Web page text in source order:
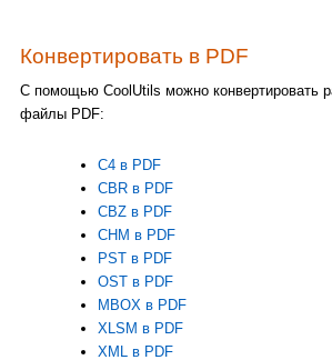
Конвертировать в PDF
С помощью CoolUtils можно конвертировать
файлы PDF:
C4 в PDF
CBR в PDF
CBZ в PDF
CHM в PDF
PST в PDF
OST в PDF
MBOX в PDF
XLSM в PDF
XML в PDF